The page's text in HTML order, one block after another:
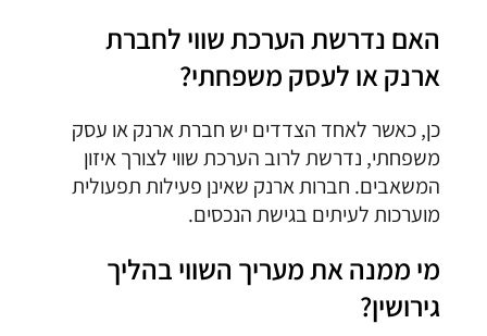
האם נדרשת הערכת שווי לחברת
ארנק או לעסק משפחתי?
כן, כאשר לאחד הצדדים יש חברת ארנק או עסק
משפחתי, נדרשת לרוב הערכת שווי לצורך איזון
המשאבים. חברות ארנק שאינן פעילות תפעולית
מוערכות לעיתים בגישת הנכסים.
מי ממנה את מעריך השווי בהליך
גירושין?